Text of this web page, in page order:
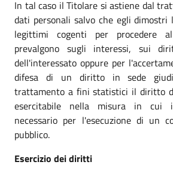
In tal caso il Titolare si astiene dal
dati personali salvo che egli dimostri
legittimi cogenti per procedere
prevalgono sugli interessi, sui
dell'interessato oppure per
difesa di un diritto in sede
trattamento a fini statistici il diritto
esercitabile nella misura in cui
necessario per l'esecuzione di un
pubblico.
Esercizio dei diritti